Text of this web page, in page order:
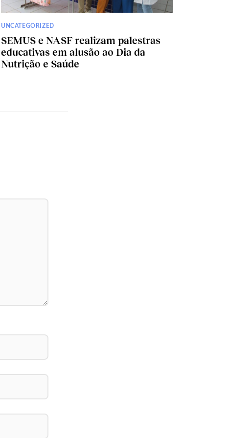
UNCATEGORIZED
SEMUS e NASF realizam palestras
educativas em alusão ao Dia da
Nutrição e Saúde